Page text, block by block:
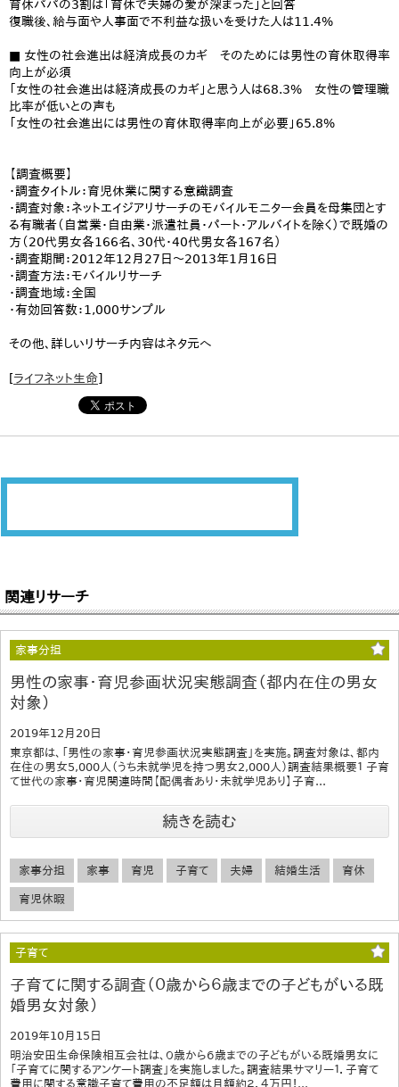
育休パパの3割は「育休で夫婦の愛が深まった」と回答
復職後、給与面や人事面で不利益な扱いを受けた人は11.4%
■ 女性の社会進出は経済成長のカギ そのためには男性の育休取得率
向上が必須
「女性の社会進出は経済成長のカギ」と思う人は68.3% 女性の管理職
比率が低いとの声も
「女性の社会進出には男性の育休取得率向上が必要」65.8%
【調査概要】
・調査タイトル：育児休業に関する意識調査
・調査対象：ネットエイジアリサーチのモバイルモニター会員を母集団とす
る有職者（自営業・自由業・派遣社員・パート・アルバイトを除く）で既婚の
方（20代男女各166名、30代・40代男女各167名）
・調査期間：2012年12月27日〜2013年1月16日
・調査方法：モバイルリサーチ
・調査地域：全国
・有効回答数：1,000サンプル
その他、詳しいリサーチ内容はネタ元へ
[ライフネット生命]
関連リサーチ
家事分担
男性の家事・育児参画状況実態調査（都内在住の男女
対象）
2019年12月20日
東京都は、「男性の家事・育児参画状況実態調査」を実施。調査対象は、都内
在住の男女5,000人（うち未就学児を持つ男女2,000人）調査結果概要１ 子育
て世代の家事・育児関連時間【配偶者あり・未就学児あり】子育...
続きを読む
家事分担 家事 育児 子育て 夫婦 結婚生活 育休
育児休暇
子育て
子育てに関する調査（０歳から６歳までの子どもがいる既
婚男女対象）
2019年10月15日
明治安田生命保険相互会社は、０歳から６歳までの子どもがいる既婚男女に
「子育てに関するアンケート調査」を実施しました。調査結果サマリー１．子育て
費用に関する意識子育て費用の不足額は月額約２．４万円！...